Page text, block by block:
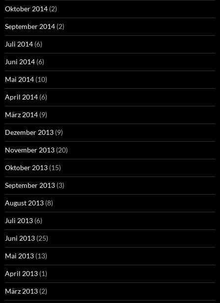
Oktober 2014 (2)
September 2014 (2)
Juli 2014 (6)
Juni 2014 (6)
Mai 2014 (10)
April 2014 (6)
März 2014 (9)
Dezember 2013 (9)
November 2013 (20)
Oktober 2013 (15)
September 2013 (3)
August 2013 (8)
Juli 2013 (6)
Juni 2013 (25)
Mai 2013 (13)
April 2013 (1)
März 2013 (2)